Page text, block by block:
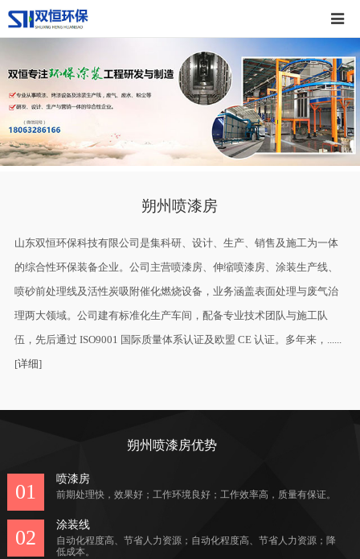
朔州喷漆房
山东双恒环保科技有限公司是集科研、设计、生产、销售及施工为一体
的综合性环保装备企业。公司主营喷漆房、伸缩喷漆房、涂装生产线、
喷砂前处理线及活性炭吸附催化燃烧设备，业务涵盖表面处理与废气治
理两大领域。公司建有标准化生产车间，配备专业技术团队与施工队
伍，先后通过 ISO9001 国际质量体系认证及欧盟 CE 认证。多年来，......
[详细]
朔州喷漆房优势
01
喷漆房
前期处理快，效果好；工作环境良好；工作效率高，质量有保证。
02
涂装线
自动化程度高、节省人力资源；自动化程度高、节省人力资源；降
低成本。